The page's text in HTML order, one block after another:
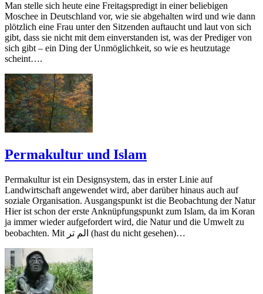
Man stelle sich heute eine Freitagspredigt in einer beliebigen
Moschee in Deutschland vor, wie sie abgehalten wird und wie dann
plötzlich eine Frau unter den Sitzenden auftaucht und laut von sich
gibt, dass sie nicht mit dem einverstanden ist, was der Prediger von
sich gibt – ein Ding der Unmöglichkeit, so wie es heutzutage
scheint….
Permakultur und Islam
Permakultur ist ein Designsystem, das in erster Linie auf
Landwirtschaft angewendet wird, aber darüber hinaus auch auf
soziale Organisation. Ausgangspunkt ist die Beobachtung der Natur
Hier ist schon der erste Anknüpfungspunkt zum Islam, da im Koran
ja immer wieder aufgefordert wird, die Natur und die Umwelt zu
beobachten. Mit الم تر (hast du nicht gesehen)…